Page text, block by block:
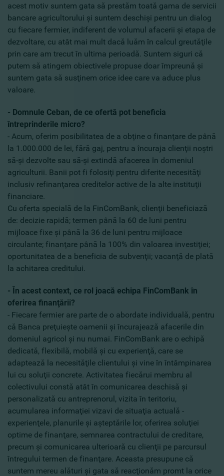
acest motiv suntem gata să prestăm toată gama de servicii
bancare agricultorului şi suntem deschişi pentru un dialog
cu fiecare fermier, indiferent de volumul afacerii şi etapa de
dezvoltare, cu atât mai mult dacă luăm în calcul greutăţile
prin care am trecut în ultima perioadă. Suntem siguri că
putem să atingem obiectivele propuse doar împreună şi
suntem gata să susţinem orice idee care va aduce plus
valoare.
- Domnule Ceban, de ce ofertă pot beneficia
întreprinderile micro?
- Acum, oferim posibilitatea de a obţine o finanţare de până
la 1.000.000 de lei, fără gaj, pentru a încuraja clienţii noştri
să-şi dezvolte sau să-şi extindă afacerea în domeniul
agriculturii. Banii pot fi folosiţi pentru diferite necesităţi
inclusiv refinanţarea creditelor active de la alte instituţii
financiare.
Cu oferta specială de la FinComBank, clienţii beneficiază
de: decizie rapidă; termen până la 60 de luni pentru
mijloace fixe şi până la 36 de luni pentru mijloace
circulante; finanţare până la 100% din valoarea investiţiei;
oportunitatea de a beneficia de subvenţii; vacanţă de plată
la achitarea creditului.
- În acest context, ce rol joacă echipa FinComBank în
oferirea finanţării?
- Fiecare fermier are parte de o abordate individuală, pentru
că Banca preţuieşte oamenii şi încurajează afacerile din
domeniul agricol şi nu numai. FinComBank are o echipă
dedicată, flexibilă, mobilă şi cu experienţă, care se
adaptează la necesităţile clientului şi vine în întâmpinarea
lui cu soluţii concrete. Activitatea fiecărui membru al
colectivului constă atât în comunicarea deschisă şi
personalizată cu antreprenorul, vizita în teritoriu,
acumularea informaţiei vizavi de situaţia actuală -
experienţele, planurile şi aşteptările lor, oferirea soluţiei
optime de finanţare, semnarea contractului de creditare,
precum şi comunicarea ulterioară cu clienţii pe parcursul
întregului termen de finanţare. Aceasta presupune că
suntem mereu alături şi gata să reacţionăm promt la orice